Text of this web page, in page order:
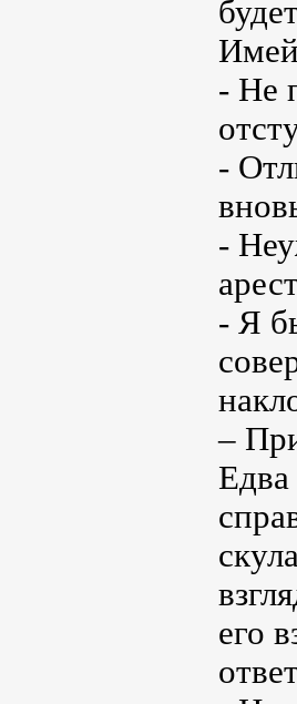
- Не
-
-
- Я
–
его